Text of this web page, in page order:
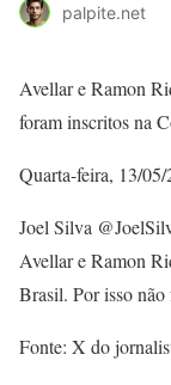
palpite.net
Avellar e Ramon
foram inscritos na
Quarta-feira, 13/
Joel Silva
Avellar e Ramon
Brasil. Por isso
Fonte: X do